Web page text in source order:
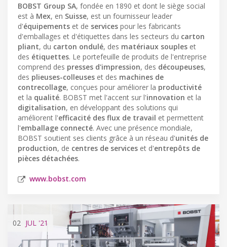
BOBST Group SA, fondée en 1890 et dont le siège social
est à Mex, en Suisse, est un fournisseur leader
d'équipements et de services pour les fabricants
d'emballages et d'étiquettes dans les secteurs du carton
pliant, du carton ondulé, des matériaux souples et
des étiquettes. Le portefeuille de produits de l'entreprise
comprend des presses d'impression, des découpeuses,
des plieuses-colleuses et des machines de
contrecollage, conçues pour améliorer la productivité
et la qualité. BOBST met l'accent sur l'innovation et la
digitalisation, en développant des solutions qui
améliorent l'efficacité des flux de travail et permettent
l'emballage connecté. Avec une présence mondiale,
BOBST soutient ses clients grâce à un réseau d'unités de
production, de centres de services et d'entrepôts de
pièces détachées.
www.bobst.com
02 JUL '21